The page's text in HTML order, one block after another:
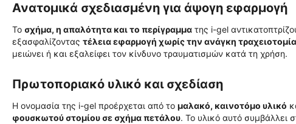
Ανατομικά σχεδιασμένη για άψογη εφαρμογή
Το σχήμα, η απαλότητα και το περίγραμμα της i-gel
εξασφαλίζοντας τέλεια εφαρμογή χωρίς την ανάγκη
μειώνει ή και εξαλείφει τον κίνδυνο τραυματισμών κατά τη χρήση.
Πρωτοποριακό υλικό και σχεδίαση
Η ονομασία της i-gel προέρχεται από το μαλακό, καινοτόμο υλικό
φουσκωτού στομίου σε σχήμα πετάλου. Το υλικό αυτό συμβάλλει